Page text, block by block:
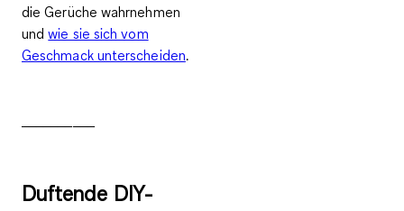
die Gerüche wahrnehmen
undwie sie sich vom
Geschmack unterscheiden.
Duftende DIY-